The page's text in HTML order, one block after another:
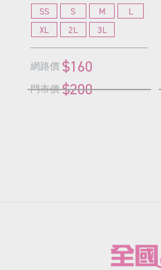
SS S M
L
XL
2L 3L
網路價 $160
門市價 $200